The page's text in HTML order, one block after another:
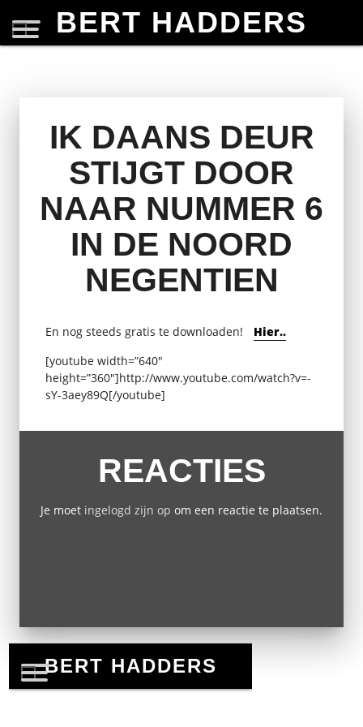
BERT HADDERS
IK DAANS DEUR
STIJGT DOOR
NAAR NUMMER 6
IN DE NOORD
NEGENTIEN
En nog steeds gratis te downloaden!
Hier..
[youtube width=”640″
height=”360″]http://www.youtube.com/watch?v=-
sY-3aey89Q[/youtube]
REACTIES
Je moet ingelogd zijn op om een reactie te plaatsen.